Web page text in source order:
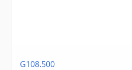
G108.500